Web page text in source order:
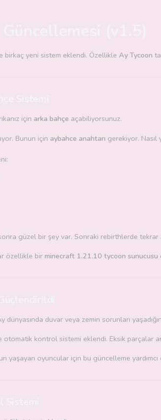
birkaç yeni sistem eklendi. Özellikle Ay Tycoon
için arka bahçe açabiliyorsunuz.
Bunun için aybahce anahtarı gerekiyor. Nasıl
güzel bir şey var. Sonraki rebirthlerde
özellikle bir minecraft 1.21.10 tycoon sunucusu
dünyasında duvar veya zemin sorunları
otomatik kontrol sistemi eklendi. Eksik parçalar
yaşayan oyuncular için bu güncelleme yardımcı